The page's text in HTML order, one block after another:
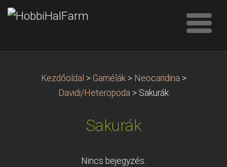
Kezdőoldal > Garnélák > Neocaridina >
Davidi/Heteropoda > Sakurák
Sakurák
Nincs bejegyzés.